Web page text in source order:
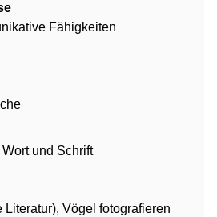
Fähigkeiten
und Schrift
Literatur), Vögel fotografieren